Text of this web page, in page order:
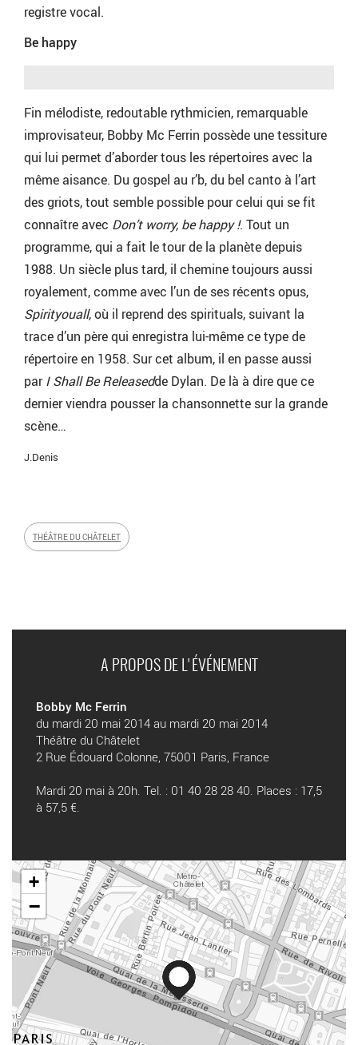
registre vocal.
Be happy
Fin mélodiste, redoutable rythmicien, remarquable
improvisateur, Bobby Mc Ferrin possède une tessiture
qui lui permet d’aborder tous les répertoires avec la
même aisance. Du gospel au r’b, du bel canto à l’art
des griots, tout semble possible pour celui qui se fit
connaître avec Don’t worry, be happy !. Tout un
programme, qui a fait le tour de la planète depuis
1988. Un siècle plus tard, il chemine toujours aussi
royalement, comme avec l’un de ses récents opus,
Spirityouall, où il reprend des spirituals, suivant la
trace d’un père qui enregistra lui-même ce type de
répertoire en 1958. Sur cet album, il en passe aussi
parI Shall Be Releasedde Dylan. De là à dire que ce
dernier viendra pousser la chansonnette sur la grande
scène…
J.Denis
THÉÂTRE DU CHÂTELET
A PROPOS DE L'ÉVÉNEMENT
Bobby Mc Ferrin
du mardi 20 mai 2014 au mardi 20 mai 2014
Théâtre du Châtelet
2 Rue Édouard Colonne, 75001 Paris, France
Mardi 20 mai à 20h. Tel. : 01 40 28 28 40. Places : 17,5
à 57,5 €.
+
−